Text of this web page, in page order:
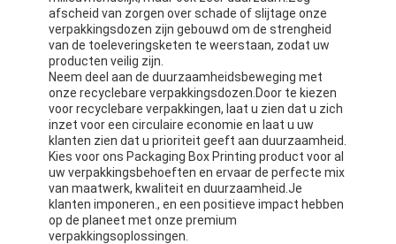
afscheid van zorgen over schade of slijtage onze
verpakkingsdozen zijn gebouwd om de strengheid
van de toeleveringsketen te weerstaan, zodat uw
producten veilig zijn.
Neem deel aan de duurzaamheidsbeweging met
onze recyclebare verpakkingsdozen.Door te kiezen
voor recyclebare verpakkingen, laat u zien dat u zich
inzet voor een circulaire economie en laat u uw
klanten zien dat u prioriteit geeft aan duurzaamheid.
Kies voor ons Packaging Box Printing product voor al
uw verpakkingsbehoeften en ervaar de perfecte mix
van maatwerk, kwaliteit en duurzaamheid.Je
klanten imponeren., en een positieve impact hebben
op de planeet met onze premium
verpakkingsoplossingen.